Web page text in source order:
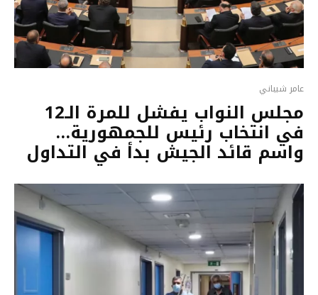
عامر شيباني
مجلس النواب يفشل للمرة الـ12
في انتخاب رئيس للجمهورية…
واسم قائد الجيش بدأ في التداول